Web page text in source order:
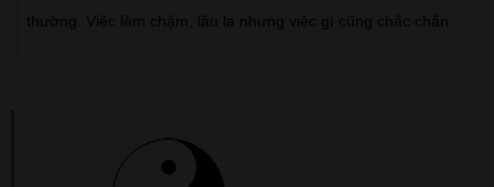
thường. Việc làm chậm, lâu la nhưng việc gì cũng chắc chắn.